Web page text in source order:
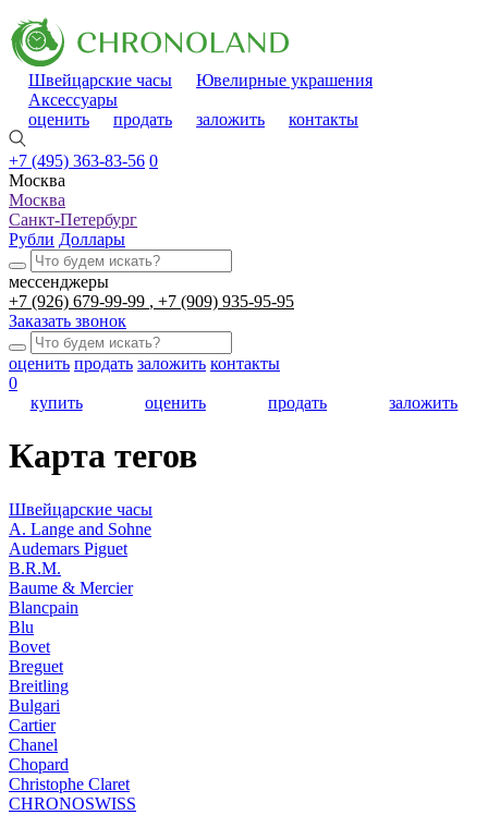
Швейцарские часы
Ювелирные украшения
Аксессуары
оценить
продать заложить контакты
+7 (495) 363-83-56 0
Москва
Москва
Санкт-Петербург
Рубли Доллары
мессенджеры
+7 (926) 679-99-99
+7 (909) 935-95-95
Заказать звонок
оценить продать заложить контакты
0
купить
оценить продать заложить
Карта тегов
Швейцарские часы
A. Lange and Sohne
Audemars Piguet
B.R.M.
Baume & Mercier
Blancpain
Blu
Bovet
Breguet
Breitling
Bulgari
Cartier
Chanel
Chopard
Christophe Claret
CHRONOSWISS